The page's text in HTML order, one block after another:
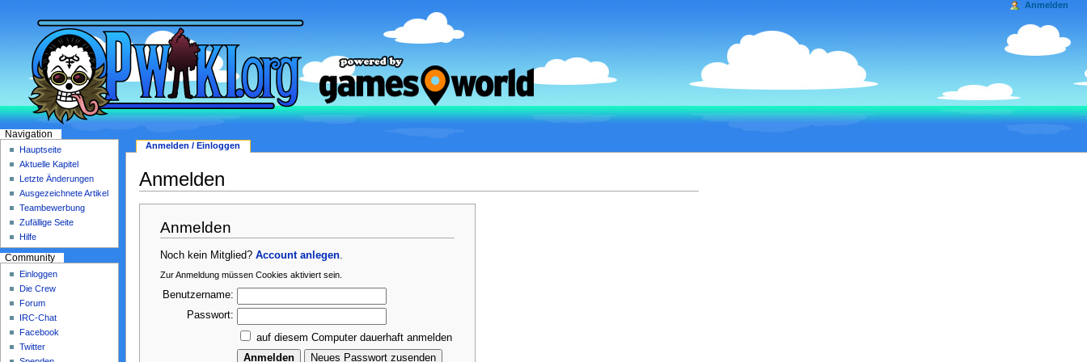
Anmelden
Anmelden
Noch kein Mitglied?Account anlegen
Zur Anmeldung müssen Cookies aktiviert sein.
Benutzername:
Passwort:
auf diesem Computer dauerhaft anmelden
Anmelden / Einloggen
Anmelden
Navigation
Hauptseite
Aktuelle Kapitel
Letzte Änderungen
Ausgezeichnete Artikel
Teambewerbung
Zufällige Seite
Hilfe
Community
Einloggen
Die Crew
Forum
IRC-Chat
Facebook
Twitter